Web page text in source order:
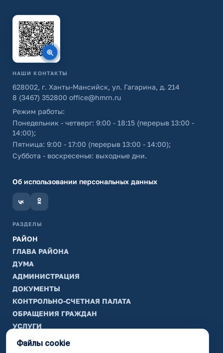
НАШИ КОНТАКТЫ
628002, г. Ханты-Мансийск, ул. Гагарина, д. 214
8 (3467) 352800 office@hmrn.ru
Режим работы:
Понедельник - четверг: 9:00 - 18:15 (перерыв 13:00 -
14:00);
Пятница: 9:00 - 17:00 (перерыв 13:00 - 14:00);
Суббота - воскресенье: выходные дни.
Об использовании персональных данных
РАЗДЕЛЫ
РАЙОН
ГЛАВА РАЙОНА
ДУМА
АДМИНИСТРАЦИЯ
ДОКУМЕНТЫ
КОНТРОЛЬНО-СЧЕТНАЯ ПАЛАТА
ОБРАЩЕНИЯ ГРАЖДАН
УСЛУГИ
ТИК
Файлы cookie